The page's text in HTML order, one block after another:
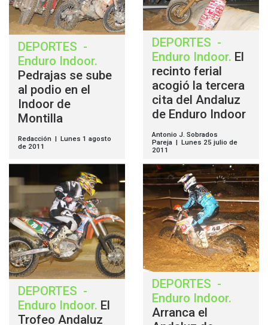
DEPORTES -
Enduro Indoor.
Pedrajas se sube
al podio en el
Indoor de
Montilla
Redacción | Lunes 1 agosto
de 2011
DEPORTES -
Enduro Indoor. El
recinto ferial
acogió la tercera
cita del Andaluz
de Enduro Indoor
Antonio J. Sobrados
Pareja | Lunes 25 julio de
2011
DEPORTES -
Enduro Indoor. El
Trofeo Andaluz
DEPORTES -
Enduro Indoor.
Arranca el